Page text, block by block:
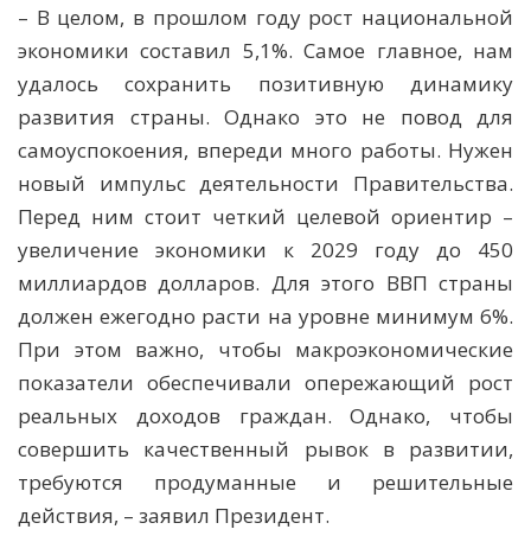
– В целом, в прошлом году рост национальной
экономики составил 5,1%. Самое главное, нам
удалось сохранить позитивную динамику
развития страны. Однако это не повод для
самоуспокоения, впереди много работы. Нужен
новый импульс деятельности Правительства.
Перед ним стоит четкий целевой ориентир –
увеличение экономики к 2029 году до 450
миллиардов долларов. Для этого ВВП страны
должен ежегодно расти на уровне минимум 6%.
При этом важно, чтобы макроэкономические
показатели обеспечивали опережающий рост
реальных доходов граждан. Однако, чтобы
совершить качественный рывок в развитии,
требуются продуманные и решительные
действия, – заявил Президент.